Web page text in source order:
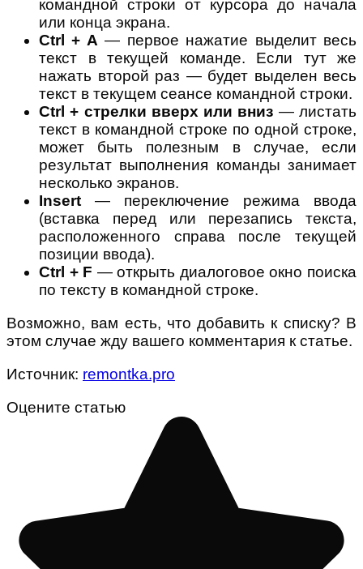
командной строки от курсора до начала
или конца экрана.
Ctrl + A — первое нажатие выделит весь
текст в текущей команде. Если тут же
нажать второй раз — будет выделен весь
текст в текущем сеансе командной строки.
Ctrl + стрелки вверх или вниз — листать
текст в командной строке по одной строке,
может быть полезным в случае, если
результат выполнения команды занимает
несколько экранов.
Insert — переключение режима ввода
(вставка перед или перезапись текста,
расположенного справа после текущей
позиции ввода).
Ctrl + F — открыть диалоговое окно поиска
по тексту в командной строке.
Возможно, вам есть, что добавить к списку? В
этом случае жду вашего комментария к статье.
Источник: remontka.pro
Оцените статью